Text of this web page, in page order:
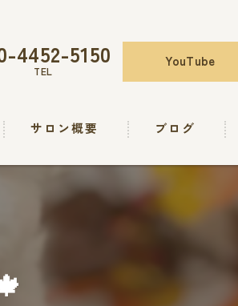
4452-5150
TEL
YouTube
サロン概要 ブログ